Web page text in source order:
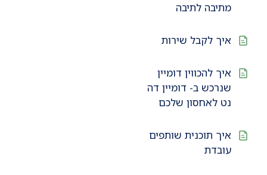
מתיבה לתיבה
איך לקבל שירות
איך להכווין דומיין
שנרכש ב- דומיין דה
נט לאחסון שלכם
איך תוכנית שותפים
עובדת